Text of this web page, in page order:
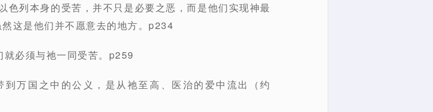
色列本身的受苦，并不只是必要之恶，而是他们实现神最
这是他们并不愿意去的地方。p234
必须与祂一同受苦。p259
万国之中的公义，是从祂至高、医治的爱中流出（约